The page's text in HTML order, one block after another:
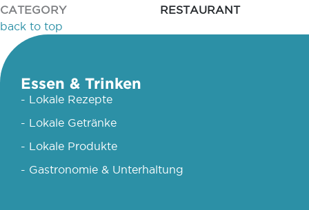
CATEGORY
RESTAURANT
back to top
Essen & Trinken
- Lokale Rezepte
- Lokale Getränke
- Lokale Produkte
- Gastronomie & Unterhaltung